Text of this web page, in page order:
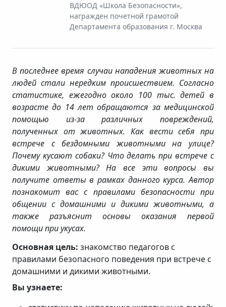
ВДЮОД «Школа Безопасности»,
награжден почетной грамотой
Департамента образования г. Москва
В последнее время случаи нападения животных на
людей стали нередким происшествием. Согласно
статистике, ежегодно около 100 тыс. детей в
возрасте до 14 лет обращаются за медицинской
помощью из-за различных повреждений,
полученных от животных. Как вести себя при
встрече с бездомными животными на улице?
Почему кусают собаки? Что делать при встрече с
дикими животными? На все эти вопросы вы
получите ответы в рамках данного курса. Автор
познакомит вас с правилами безопасности при
общении с домашними и дикими животными, а
также разъяснит основы оказания первой
помощи при укусах.
Основная цель: знакомство педагогов с
правилами безопасного поведения при встрече с
домашними и дикими животными.
Вы узнаете: